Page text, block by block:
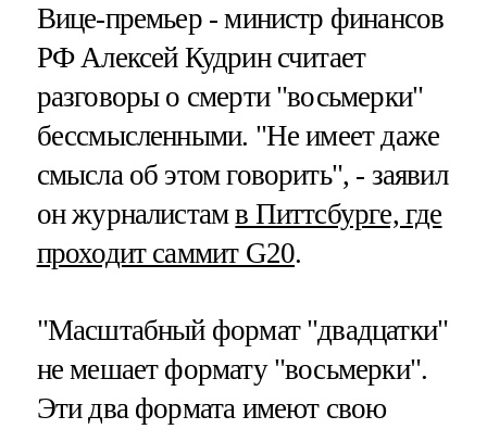
Вице-премьер - министр финансов
РФ Алексей Кудрин считает
разговоры о смерти "восьмерки"
бессмысленными. "Не имеет даже
смысла об этом говорить", - заявил
он журналистамв Питтсбурге, где
проходит саммит G20.
"Масштабный формат "двадцатки"
не мешает формату "восьмерки".
Эти два формата имеют свою